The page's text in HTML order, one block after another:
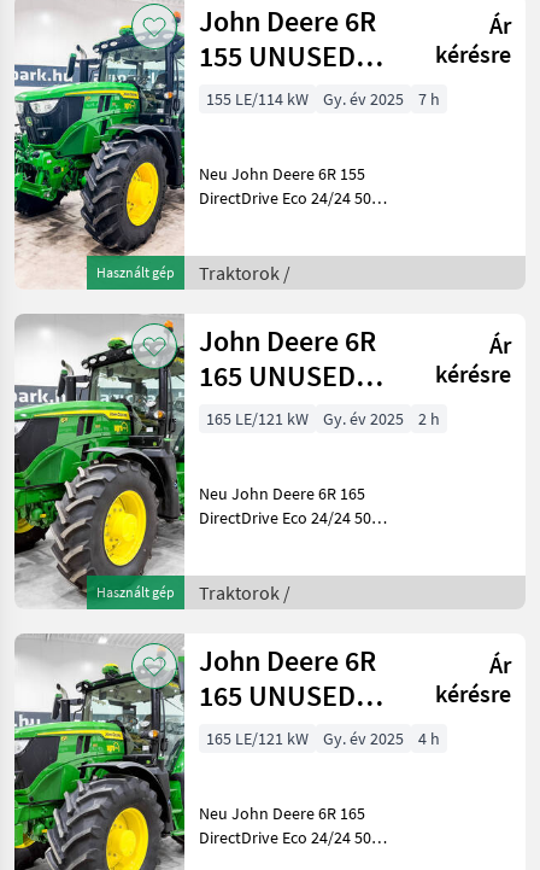
Használt gép
John Deere 6R
155 UNUSED
DirectDrive Eco
tran
Ár
kérésre
155 LE/114 kW Gy. év 2025 7 h
Neu John Deere 6R 155
DirectDrive Eco 24/24 50
SF7500 AutoTrac,
Druckluftbremse, G5 Plus,
Traktorok /
Használt gép
John Deere 6R
165 UNUSED
DirectDrive Eco
tran
Ár
kérésre
165 LE/121 kW Gy. év 2025 2 h
Neu John Deere 6R 165
DirectDrive Eco 24/24 50
SF7500 AutoTrac,
Druckluftbremse, G5 Plus,
Traktorok /
John Deere 6R
165 UNUSED
DirectDrive Eco
tran
Ár
kérésre
165 LE/121 kW Gy. év 2025 4 h
Neu John Deere 6R 165
DirectDrive Eco 24/24 50